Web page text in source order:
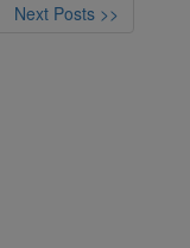
Next Posts >>